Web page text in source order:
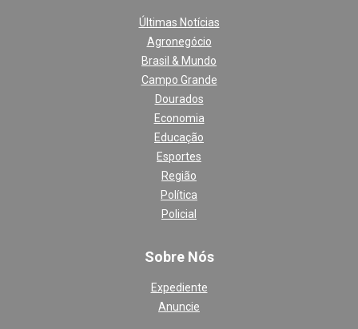
Últimas Notícias
Agronegócio
Brasil & Mundo
Campo Grande
Dourados
Economia
Educação
Esportes
Região
Política
Policial
Sobre Nós
Expediente
Anuncie